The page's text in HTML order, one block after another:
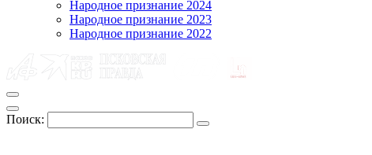
Народное признание 2024
Народное признание 2023
Народное признание 2022
Поиск: